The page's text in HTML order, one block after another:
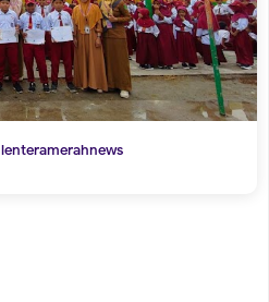
lenteramerahnews